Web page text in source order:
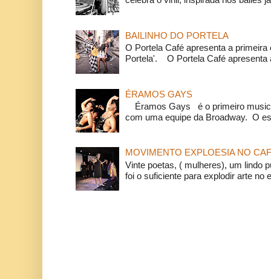
BAILINHO DO PORTELA
O Portela Café apresenta a
Portela'. O Portela Café apresenta
ÉRAMOS GAYS
Éramos Gays é o primeiro
com uma equipe da Broadway. O
MOVIMENTO EXPLOESIA NO
Vinte poetas, ( mulheres), um lindo
foi o suficiente para explodir arte no